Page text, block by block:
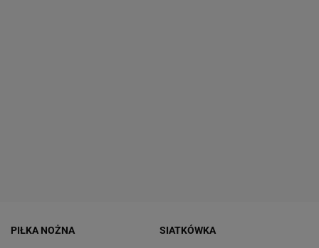
PIŁKA NOŻNA SIATKÓWKA